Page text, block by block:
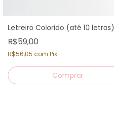
Letreiro Colorido (até 10 letras)
R$59,00
R$56,05 com Pix